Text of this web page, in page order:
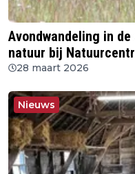
Avondwandeling in
natuur bij
28 maart 2026
Nieuws